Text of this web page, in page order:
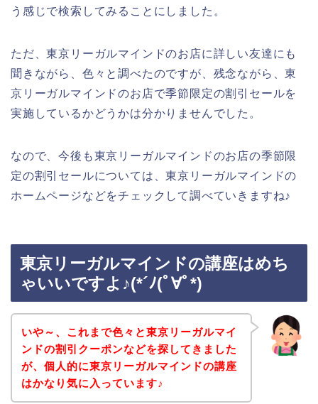
う感じで検索してみることにしました。
ただ、東京リーガルマインドのお店に詳しい友達にも
聞きながら、色々と調べたのですが、残念ながら、東
京リーガルマインドのお店で季節限定の割引セールを
実施しているかどうかは分かりませんでした。
なので、今後も東京リーガルマインドのお店の季節限
定の割引セールについては、東京リーガルマインドの
ホームページなどをチェックして調べていきますね♪
東京リーガルマインドの講座はめち
ゃいいですよ♪(*´ﾉ(ﾟ∀ﾟ*)
いや～、これまで色々と東京リーガルマイ
ンドの割引クーポンなどを探してきました
が、個人的に東京リーガルマインドの講座
はかなり気に入っています♪